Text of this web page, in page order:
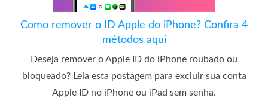
Como remover o ID Apple do iPhone? Confira 4
métodos aqui
Deseja remover o Apple ID do iPhone roubado ou
bloqueado? Leia esta postagem para excluir sua conta
Apple ID no iPhone ou iPad sem senha.